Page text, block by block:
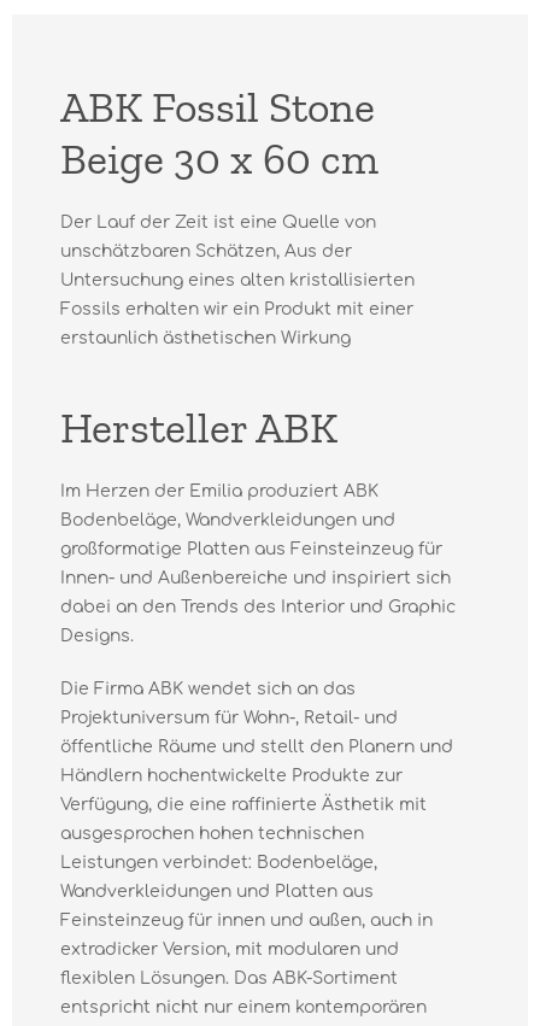
ABK Fossil Stone
Beige 30 x 60 cm
Der Lauf der Zeit ist eine Quelle von
unschätzbaren Schätzen, Aus der
Untersuchung eines alten kristallisierten
Fossils erhalten wir ein Produkt mit einer
erstaunlich ästhetischen Wirkung
Hersteller ABK
Im Herzen der Emilia produziert ABK
Bodenbeläge, Wandverkleidungen und
großformatige Platten aus Feinsteinzeug für
Innen- und Außenbereiche und inspiriert sich
dabei an den Trends des Interior und Graphic
Designs.
Die Firma ABK wendet sich an das
Projektuniversum für Wohn-, Retail- und
öffentliche Räume und stellt den Planern und
Händlern hochentwickelte Produkte zur
Verfügung, die eine raffinierte Ästhetik mit
ausgesprochen hohen technischen
Leistungen verbindet: Bodenbeläge,
Wandverkleidungen und Platten aus
Feinsteinzeug für innen und außen, auch in
extradicker Version, mit modularen und
flexiblen Lösungen. Das ABK-Sortiment
entspricht nicht nur einem kontemporären